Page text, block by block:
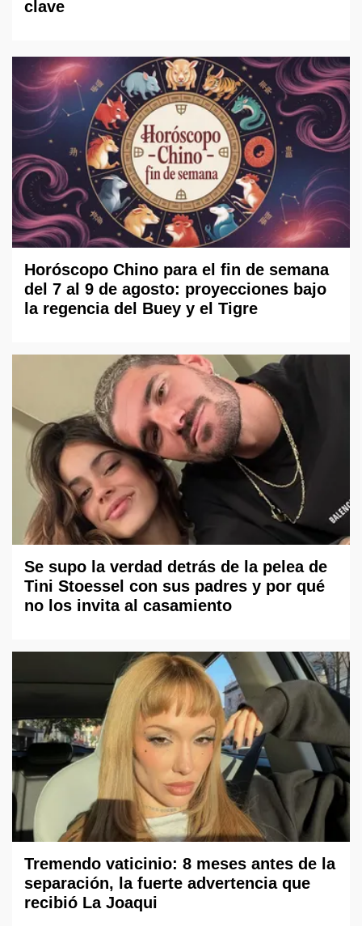
clave
Horóscopo Chino para el fin de semana
del 7 al 9 de agosto: proyecciones bajo
la regencia del Buey y el Tigre
Se supo la verdad detrás de la pelea de
Tini Stoessel con sus padres y por qué
no los invita al casamiento
Tremendo vaticinio: 8 meses antes de la
separación, la fuerte advertencia que
recibió La Joaqui